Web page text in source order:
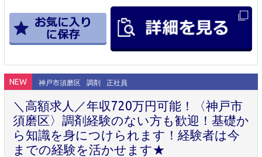
NEW 神戸市須磨区 調剤 正社員
＼高額求人／年収720万円可能！〈神戸市
須磨区〉調剤経験のない方も歓迎！基礎か
ら知識を身につけられます！経験者は今
までの経験を活かせます★